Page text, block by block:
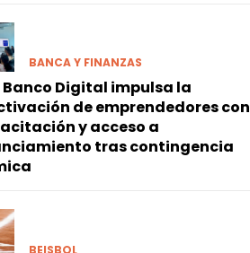
BANCA Y FINANZAS
Banco Digital impulsa la
de emprendedores con
y acceso a
tras contingencia
BEISBOL